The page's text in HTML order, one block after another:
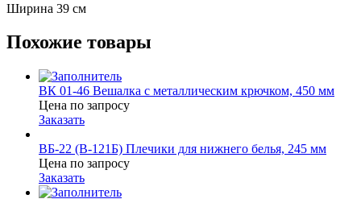
Ширина 39 см
Похожие товары
ВК 01-46 Вешалка с металлическим крючком, 450 мм
Цена по запросу
Заказать
ВБ-22 (В-121Б) Плечики для нижнего белья, 245 мм
Цена по запросу
Заказать